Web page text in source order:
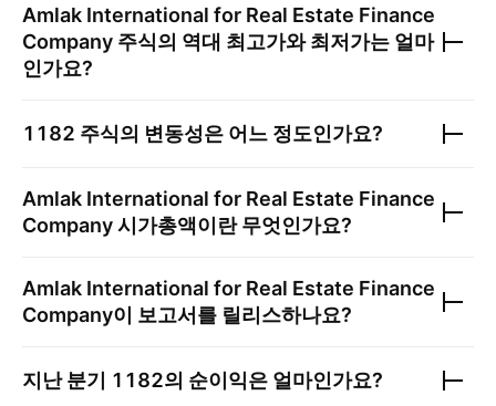
Amlak International for Real Estate Finance
Company 주식의 역대 최고가와 최저가는 얼마
인가요?
1182 주식의 변동성은 어느 정도인가요?
Amlak International for Real Estate Finance
Company시가총액이란 무엇인가요?
Amlak International for Real Estate Finance
Company이 보고서를 릴리스하나요?
지난 분기 1182의 순이익은 얼마인가요?